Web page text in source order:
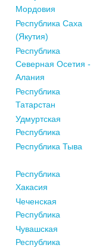
Мордовия
Республика Саха
(Якутия)
Республика
Северная Осетия -
Алания
Республика
Татарстан
Удмуртская
Республика
Республика Тыва
Республика
Хакасия
Чеченская
Республика
Чувашская
Республика